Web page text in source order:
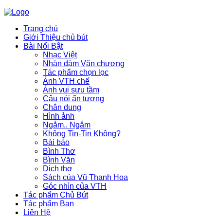
Trang chủ
Giới Thiệu chủ bút
Bài Nổi Bật
Nhạc Việt
Nhàn đàm Văn chương
Tác phẩm chọn lọc
Ảnh VTH chế
Ảnh vui sưu tầm
Câu nói ấn tượng
Chân dung
Hình ảnh
Ngắm.. Ngắm
Không Tin-Tin Không?
Bài báo
Bình Thơ
Bình Văn
Dịch thơ
Sách của Vũ Thanh Hoa
Góc nhìn của VTH
Tác phẩm Chủ Bút
Tác phẩm Bạn
Liên Hệ